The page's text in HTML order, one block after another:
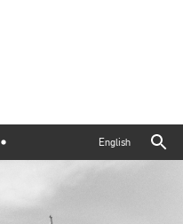
English